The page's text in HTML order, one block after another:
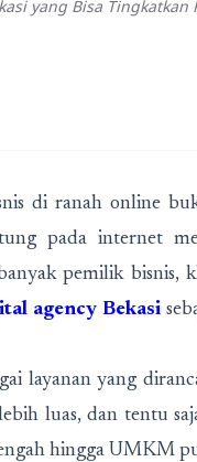
yang Bisa
di ranah online
pada internet
pemilik bisnis,
agency Bekasi
layanan yang
luas, dan tentu
hingga UMKM